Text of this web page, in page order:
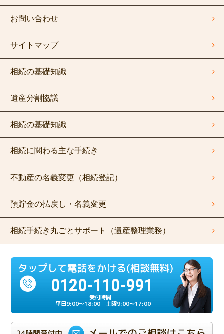
相続の基礎知識
相続に関わる主な手続き
不動産の名義変更（相続登記）
預貯金の払戻し・名義変更
相続手続き丸ごとサポート（遺産整理業務）
お問い合わせ
サイトマップ
相続の基礎知識
遺産分割協議
0120-110-991
平日9:00～18:00 土曜9:00～17:00